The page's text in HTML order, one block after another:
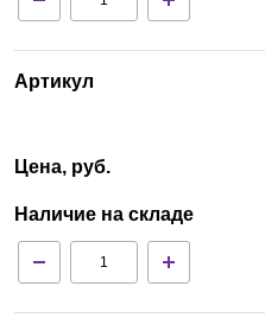
Артикул
Цена, руб.
Наличие на складе